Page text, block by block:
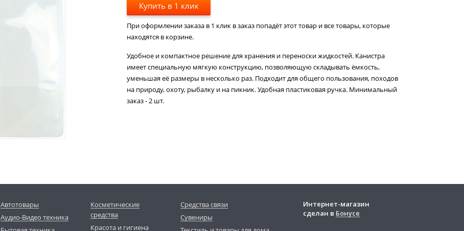
Купить в 1 клик
При оформлении заказа в 1 клик в заказ попадёт этот товар и все товары, которые
находятся в корзине.
Удобное и компактное решение для хранения и переноски жидкостей. Канистра
имеет специальную мягкую конструкцию, позволяющую складывать ёмкость,
уменьшая её размеры в несколько раз. Подходит для общего пользования, походов
на природу, охоту, рыбалку и на пикник. Удобная пластиковая ручка. Минимальный
заказ - 2 шт.
Автотовары
Аудио-Видео техника
Косметические
средства
Красота и гигиена
Средства связи
Сувениры
Интернет-магазин
сделан в Бонусе